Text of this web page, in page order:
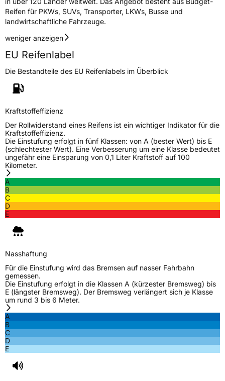
EPREL ID1378578
Herstellerkontakt
Zhongce Europe GmbH, Hollerithallee 17
30419 Hannover Nordrhein-Westfalen
Deutschland, leoliao@zc-rubber.com
Reifen für PKWs, SUVs, Transporter, LKWs, Busse und
landwirtschaftliche Fahrzeuge.
weniger anzeigen
EU Reifenlabel
Die Bestandteile des EU Reifenlabels im Überblick
Kraftstoffeffizienz
Der Rollwiderstand eines Reifens ist ein wichtiger Indikator für die
Kraftstoffeffizienz.
Die Einstufung erfolgt in fünf Klassen: von A (bester Wert) bis E
(schlechtester Wert). Eine Verbesserung um eine Klasse bedeutet
ungefähr eine Einsparung von 0,1 Liter Kraftstoff auf 100
Kilometer.
A
B
C
D
E
Nasshaftung
Für die Einstufung wird das Bremsen auf nasser Fahrbahn
gemessen.
Die Einstufung erfolgt in die Klassen A (kürzester Bremsweg) bis
E (längster Bremsweg). Der Bremsweg verlängert sich je Klasse
um rund 3 bis 6 Meter.
A
B
C
D
E